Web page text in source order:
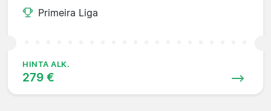
Primeira Liga
HINTA ALK.
279 €